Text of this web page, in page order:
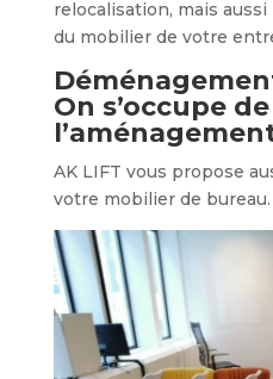
relocalisation, mais
du mobilier de votre
On s’occupe de
AK LIFT vous propose
votre mobilier de bureau.